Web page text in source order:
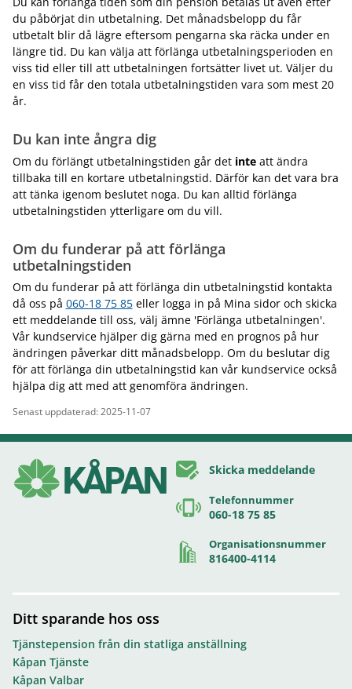
du påbörjat din utbetalning. Det månadsbelopp du får
utbetalt blir då lägre eftersom pengarna ska räcka under en
längre tid. Du kan välja att förlänga utbetalningsperioden en
viss tid eller till att utbetalningen fortsätter livet ut. Väljer du
en viss tid får den totala utbetalningstiden vara som mest 20
år.
Du kan inte ångra dig
Om du förlängt utbetalningstiden går det inteatt ändra
tillbaka till en kortare utbetalningstid. Därför kan det vara bra
att tänka igenom beslutet noga. Du kan alltid förlänga
utbetalningstiden ytterligare om du vill.
Om du funderar på att förlänga
utbetalningstiden
Om du funderar på att förlänga din utbetalningstid kontakta
då oss på 060-18 75 85eller logga in på Mina sidor och skicka
ett meddelande till oss, välj ämne 'Förlänga utbetalningen'.
Vår kundservice hjälper dig gärna med en prognos på hur
ändringen påverkar ditt månadsbelopp. Om du beslutar dig
för att förlänga din utbetalningstid kan vår kundservice också
hjälpa dig att med att genomföra ändringen.
Senast uppdaterad: 2025-11-07
Skicka meddelande
Telefonnummer
060-18 75 85
Organisationsnummer
816400-4114
Ditt sparande hos oss
Tjänstepension från din statliga anställning
Kåpan Tjänste
Kåpan Valbar